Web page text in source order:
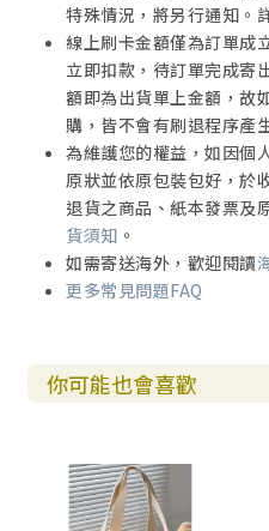
特殊情況，將另行通知。
線上刷卡金額僅為訂單成
立即扣款，待訂單完成寄
額即為出貨單上金額，故
購，皆不會有刷退程序產
為維護您的權益，如因個
原狀並依原包裝包好，於
退貨之商品、紙本發票及
貨須知 。
如需寄送海外，歡迎閱讀
更多常見問題FAQ
你可能也會喜歡